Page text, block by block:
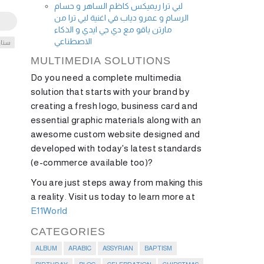
لبي ترا ريميكس كاظم الساهر و حسام
الرسام و عمرو دياب في اغنية لبي ترا من
مارتن ياقو مع دي جي ايدي و الذكاء
الاصطناعي
MULTIMEDIA SOLUTIONS
Do you need a complete multimedia
solution that starts with your brand by
creating a fresh logo, business card and
essential graphic materials along with an
awesome custom website designed and
developed with today's latest standards
(e-commerce available too)?
You are just steps away from making this
a reality. Visit us today to learn more at
E11World
CATEGORIES
ALBUM ARABIC ASSYRIAN BAPTISM